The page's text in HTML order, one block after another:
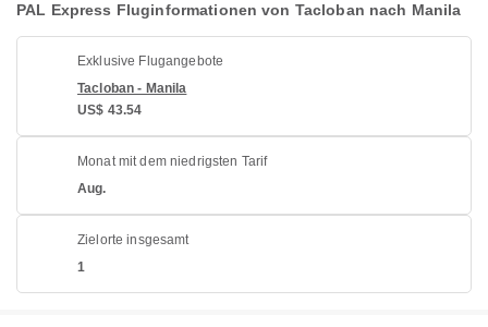
PAL Express Fluginformationen von Tacloban nach Manila
Exklusive Flugangebote
Tacloban - Manila
US$ 43.54
Monat mit dem niedrigsten Tarif
Aug.
Zielorte insgesamt
1